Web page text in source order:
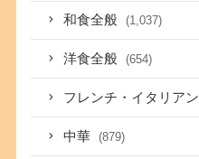
和食全般 (1,037)
洋食全般 (654)
フレンチ・イタリアン
中華 (879)